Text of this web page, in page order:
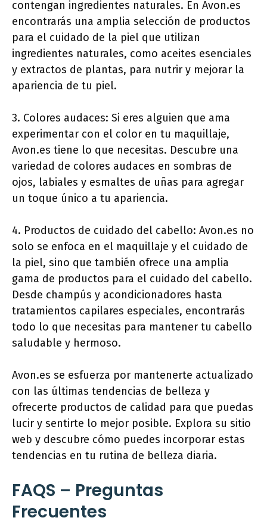
contengan ingredientes naturales. En Avon.es
encontrarás una amplia selección de productos
para el cuidado de la piel que utilizan
ingredientes naturales, como aceites esenciales
y extractos de plantas, para nutrir y mejorar la
apariencia de tu piel.
3. Colores audaces: Si eres alguien que ama
experimentar con el color en tu maquillaje,
Avon.es tiene lo que necesitas. Descubre una
variedad de colores audaces en sombras de
ojos, labiales y esmaltes de uñas para agregar
un toque único a tu apariencia.
4. Productos de cuidado del cabello: Avon.es no
solo se enfoca en el maquillaje y el cuidado de
la piel, sino que también ofrece una amplia
gama de productos para el cuidado del cabello.
Desde champús y acondicionadores hasta
tratamientos capilares especiales, encontrarás
todo lo que necesitas para mantener tu cabello
saludable y hermoso.
Avon.es se esfuerza por mantenerte actualizado
con las últimas tendencias de belleza y
ofrecerte productos de calidad para que puedas
lucir y sentirte lo mejor posible. Explora su sitio
web y descubre cómo puedes incorporar estas
tendencias en tu rutina de belleza diaria.
FAQS – Preguntas
Frecuentes